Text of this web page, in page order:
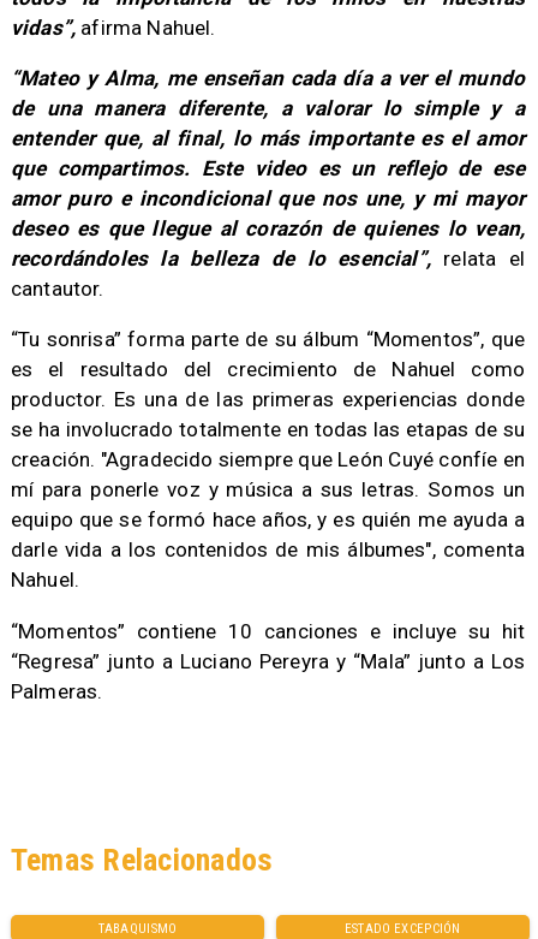
vidas”, afirma Nahuel.
“Mateo y Alma, me enseñan cada día a ver el mundo
de una manera diferente, a valorar lo simple y a
entender que, al final, lo más importante es el amor
que compartimos. Este video es un reflejo de ese
amor puro e incondicional que nos une, y mi mayor
deseo es que llegue al corazón de quienes lo vean,
recordándoles la belleza de lo esencial”,relata el
cantautor.
“Tu sonrisa” forma parte de su álbum “Momentos”, que
es el resultado del crecimiento de Nahuel como
productor. Es una de las primeras experiencias donde
se ha involucrado totalmente en todas las etapas de su
creación. "Agradecido siempre que León Cuyé confíe en
mí para ponerle voz y música a sus letras. Somos un
equipo que se formó hace años, y es quién me ayuda a
darle vida a los contenidos de mis álbumes", comenta
Nahuel.
“Momentos” contiene 10 canciones e incluye su hit
“Regresa” junto a Luciano Pereyra y “Mala” junto a Los
Palmeras.
TABAQUISMO ESTADO EXCEPCIÓN
Temas Relacionados